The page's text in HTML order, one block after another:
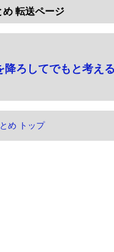
転送ページ
ろしてでもと考え
め トップ